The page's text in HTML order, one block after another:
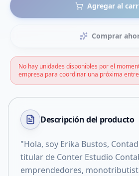
Agregar al
Comprar
No hay unidades disponibles por el
empresa para coordinar una próxima
Descripción del producto
"Hola, soy Erika Bustos,
titular de Conter Estudio
emprendedores,